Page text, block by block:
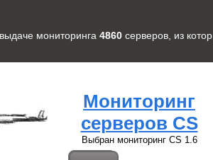
мониторинга 4860 серверов , из
Мониторинг
серверов CS
Выбран мониторинг CS 1.6